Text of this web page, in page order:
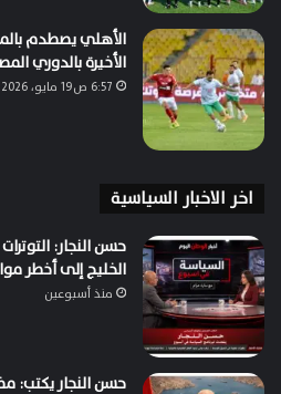
الأهلي يصطدم
الأخيرة بالدوري
6:57 ص19 مايو، 2026
اخر الاخبار السياسية
حسن النجار:
الخليج إلى أخطر
منذ أسبوعين
حسن النجار يكتب: